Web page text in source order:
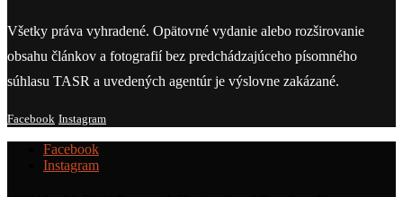
Všetky práva vyhradené. Opätovné vydanie alebo rozširovanie
obsahu článkov a fotografií bez predchádzajúceho písomného
súhlasu TASR a uvedených agentúr je výslovne zakázané.
Facebook Instagram
Facebook
Instagram